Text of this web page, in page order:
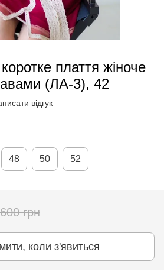
плаття жіноче
(ЛА-3), 42
відгук
48 50 52
грн
коли з'явиться